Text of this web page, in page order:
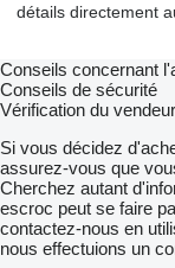
détails directement
Conseils concernant
Conseils de sécurité
Vérification du vendeur
Si vous décidez
assurez-vous que
Cherchez autant
escroc peut se faire
contactez-nous en
nous effectuions un